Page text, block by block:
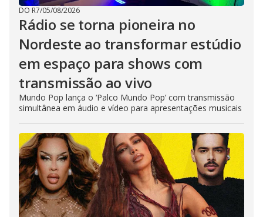
DO R7/05/08/2026
Rádio se torna pioneira no
Nordeste ao transformar estúdio
em espaço para shows com
transmissão ao vivo
Mundo Pop lança o ‘Palco Mundo Pop’ com transmissão
simultânea em áudio e vídeo para apresentações musicais